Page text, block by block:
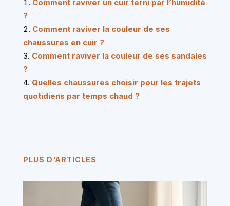
Comment raviver un cuir terni par l’humidité
?
Comment raviver la couleur de ses
chaussures en cuir ?
Comment raviver la couleur de ses sandales
?
Quelles chaussures choisir pour les trajets
quotidiens par temps chaud ?
PLUS D’ARTICLES